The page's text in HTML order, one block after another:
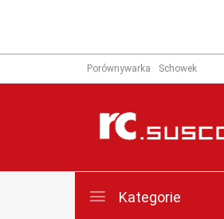
Porównywarka Schowek
Kategorie